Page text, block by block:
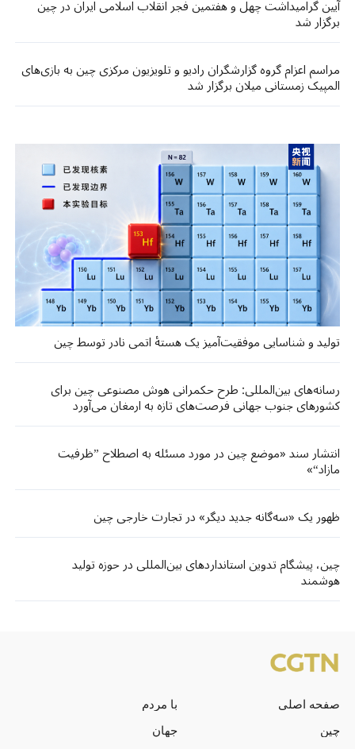
آیین گرامیداشت چهل و هفتمین فجر انقلاب اسلامی ایران در چین
برگزار شد
مراسم اعزام گروه گزارشگران رادیو و تلویزیون مرکزی چین به بازی‌های
المپیک زمستانی میلان برگزار شد
تولید و شناسایی موفقیت‌آمیز یک هستهٔ اتمی نادر توسط چین
رسانه‌های بین‌المللی: طرح حکمرانی هوش مصنوعی چین برای
کشورهای جنوب جهانی فرصت‌های تازه‌ به ارمغان می‌آورد
انتشار سند «موضع چین در مورد مسئله به اصطلاح ”ظرفیت
مازاد“»
ظهور یک «سه‌گانه جدید دیگر» در تجارت خارجی چین
چین، پیشگام تدوین استانداردهای بین‌المللی در حوزه تولید
هوشمند
صفحه اصلی
با مردم
چین
جهان